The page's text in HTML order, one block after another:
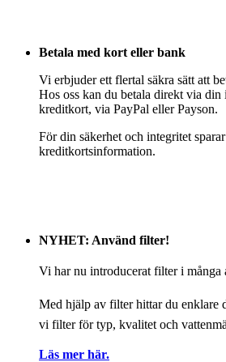
Betala med kort eller bank
Vi erbjuder ett flertal säkra sätt att
Hos oss kan du betala direkt via din
kreditkort, via PayPal eller Payson.
För din säkerhet och integritet
kreditkortsinformation.
NYHET: Använd filter!
Vi har nu introducerat filter i många
Med hjälp av filter hittar du enklare
vi filter för typ, kvalitet och
Läs mer här.